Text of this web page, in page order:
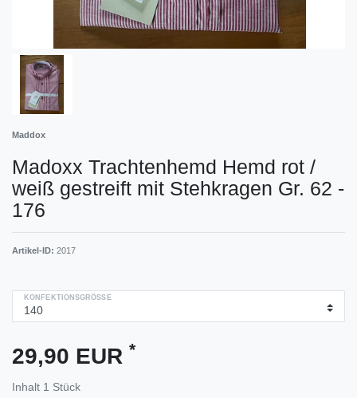
Maddox
Madoxx Trachtenhemd Hemd rot /
weiß gestreift mit Stehkragen Gr. 62 -
176
Artikel-ID: 2017
KONFEKTIONSGRÖSSE
29,90 EUR *
Inhalt 1 Stück